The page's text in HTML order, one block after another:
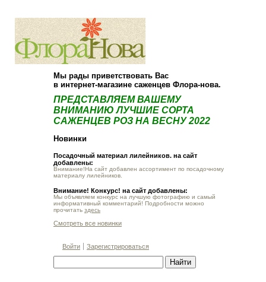
Мы рады приветствовать Вас
в интернет-магазине саженцев Флора-нова.
ПРЕДСТАВЛЯЕМ ВАШЕМУ
ВНИМАНИЮ ЛУЧШИЕ СОРТА
САЖЕНЦЕВ РОЗ НА ВЕСНУ 2022
Новинки
Посадочный материал лилейников. на сайт
добавлены:
Внимание!На сайт добавлен ассортимент по посадочному
материалу лилейников.
Внимание! Конкурс! на сайт добавлены:
Мы объявляем конкурс на лучшую фотографию и самый
информативный комментарий! Подробности можно
прочитать здесь
Смотреть все новинки
Войти Зарегистрироваться